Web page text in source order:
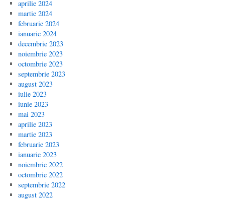
aprilie 2024
martie 2024
februarie 2024
ianuarie 2024
decembrie 2023
noiembrie 2023
octombrie 2023
septembrie 2023
august 2023
iulie 2023
iunie 2023
mai 2023
aprilie 2023
martie 2023
februarie 2023
ianuarie 2023
noiembrie 2022
octombrie 2022
septembrie 2022
august 2022